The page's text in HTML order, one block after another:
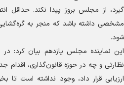
گیرد، از مجلس بروز پیدا نکند.
مشخصی داشته باشد که منجر به
شود.
این نماینده مجلس یازدهم بیان کرد:
نظارتی و چه در حوزه قانون‌گذاری، اقدام
ارزیابی قرار داد، وجود نداشته است تا